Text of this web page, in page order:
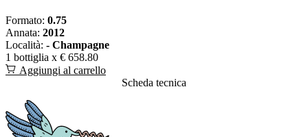
Formato: 0.75
Annata: 2012
Località: - Champagne
1 bottiglia x € 658.80
Aggiungi al carrello
Scheda tecnica